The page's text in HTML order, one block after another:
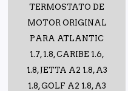
TERMOSTATO DE
MOTOR ORIGINAL
PARA ATLANTIC
1.7, 1.8, CARIBE 1.6,
1.8, JETTA A2 1.8, A3
1.8, GOLF A2 1.8, A3